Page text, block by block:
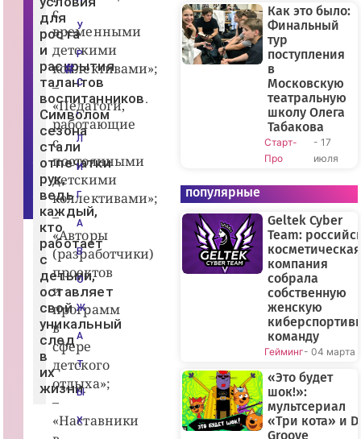
ж
для
роста
и
раскрытия
талантов
воспитанников.
Символом
сезона
стали
отпечатки
рук,
ведь
каждый,
кто
работает
с
детьми,
оставляет
свой
уникальный
след
в
их
жизни.
с
временными
детскими
коллективами»;
–
«Педагоги,
работающие
с
постоянными
детскими
коллективами»;
–
«Авторы
(разработчики)
проектов
и
программ
в
сфере
детского
отдыха»;
–
«Наставники
У
Р
С
,
Л
И
Г
А
В
О
Ж
А
Т
Ы
Х
Как это было:
Финальный
тур
поступления
в
Московскую
театральную
школу Олега
Табакова
Старт-
Про
- 17
июля
популярные
Geltek Cyber
Team:
косметическая
компания
собрала
собственную
женскую
команду
Гейминг- 04 марта
«Это будет
шок!»:
мультсериал
«Три кота» и
Groove